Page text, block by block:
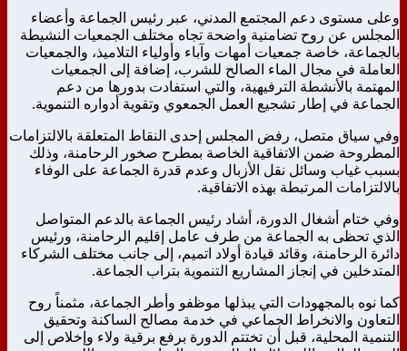
وعلى مستوى دعم المجتمع المدني، عبر رئيس الجماعة وأعضاء
المجلس عن روح تضامنية واضحة تجاه مختلف الجمعيات النشيطة
بالجماعة، خاصة جمعيات أمهات وآباء وأولياء التلاميذ، والجمعيات
العاملة في مجال الماء الصالح للشرب، إضافة إلى الجمعيات
المهتمة بالأنشطة الترفيهية، والتي استفادت بدورها من دعم
الجماعة في إطار تشجيع العمل الجمعوي وتقوية أدواره التنموية.
وفي سياق متصل، رفض المجلس إحدى النقاط المتعلقة بالالتزامات
المطروحة ضمن الاتفاقية الخاصة بمطرح صخور الرحامنة، وذلك
بسبب غياب وسائل نقل الأزبال وعدم قدرة الجماعة على الوفاء
بالالتزامات المرتبطة بهذه الاتفاقية.
وفي ختام أشغال الدورة، أشاد رئيس الجماعة بالدعم المتواصل
الذي تحظى به الجماعة من طرف عامل إقليم الرحامنة، ورئيس
دائرة الرحامنة، وقائد قيادة أولاد اتميم، إلى جانب مختلف الشركاء
المتدخلين في إنجاز المشاريع التنموية بتراب الجماعة.
كما نوه بالمجهودات التي يبذلها موظفو وأطر الجماعة، مثمناً روح
التعاون والانخراط الجماعي في خدمة مصالح الساكنة وتحقيق
التنمية المحلية، قبل أن تختتم الدورة برفع برقية ولاء وإخلاص إلى